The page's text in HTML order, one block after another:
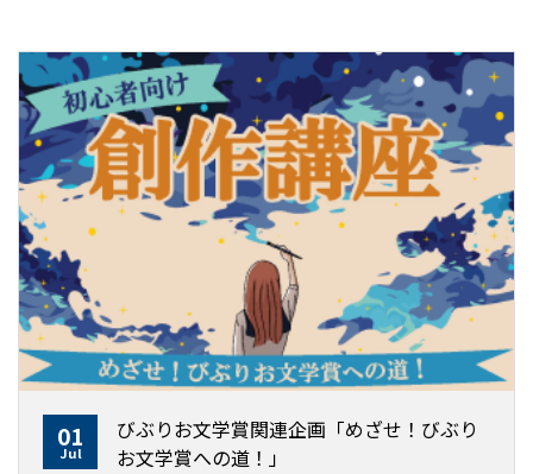
01
Jul
びぶりお文学賞関連企画「めざせ！びぶり
お文学賞への道！」